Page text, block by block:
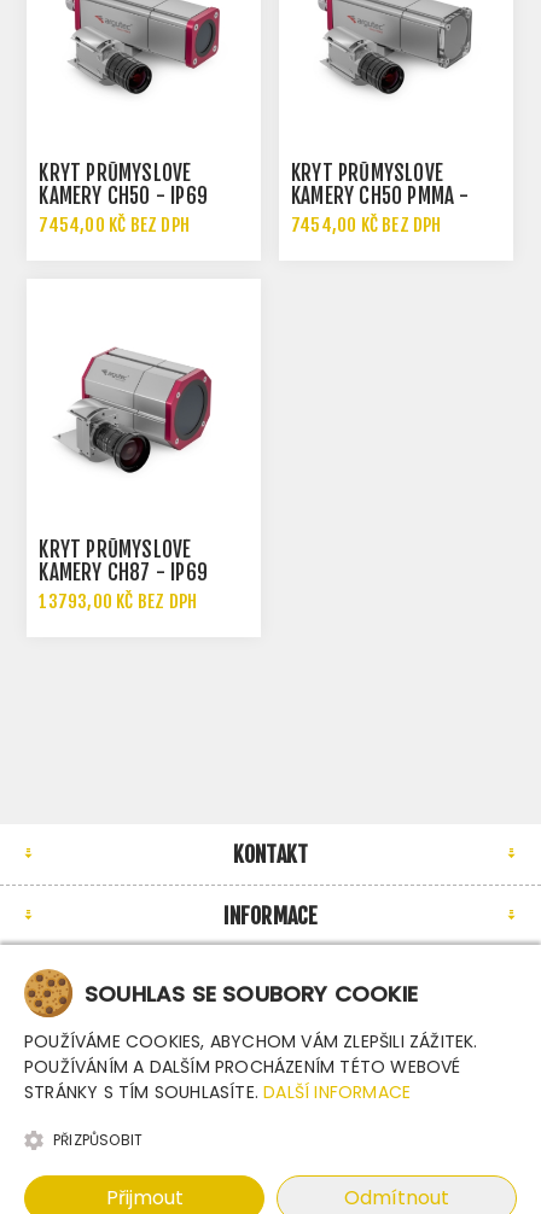
KRYT PRŮMYSLOVÉ
KAMERY CH50 - IP69
7454,00 KČ BEZ DPH
KRYT PRŮMYSLOVÉ
KAMERY CH50 PMMA -
IP69
7454,00 KČ BEZ DPH
KRYT PRŮMYSLOVÉ
KAMERY CH87 - IP69
13793,00 KČ BEZ DPH
KONTAKT
INFORMACE
NEWSLETTER
vyhrazena.
SOUHLAS SE SOUBORY COOKIE
POUŽÍVÁME COOKIES, ABYCHOM VÁM ZLEPŠILI ZÁŽITEK.
POUŽÍVÁNÍM A DALŠÍM PROCHÁZENÍM TÉTO WEBOVÉ
STRÁNKY S TÍM SOUHLASÍTE.DALŠÍ INFORMACE
PŘIZPŮSOBIT
Přijmout Odmítnout